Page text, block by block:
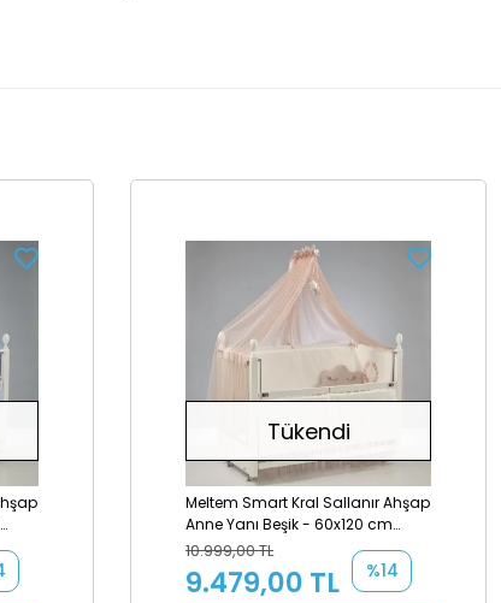
Tükendi
Meltem Smart Kral Sallanır Ahşap
Anne Yanı Beşik - 60x120 cm
(beyaz-motto pudra)
10.999,00 TL
9.479,00 TL %14